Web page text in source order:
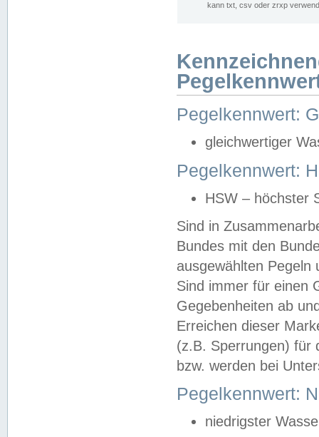
kann txt, csv oder zrxp
Pegelkennwert:
gleichwertiger
Pegelkennwert:
HSW – höchster
Sind in
Bundes mit den
ausgewählten
Sind immer für einen
Gegebenheiten ab
Erreichen dieser
(z.B. Sperrungen) für
bzw. werden bei
Pegelkennwert:
niedrigster